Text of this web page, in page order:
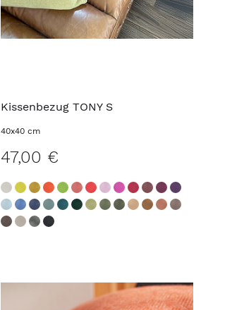
Kissenbezug TONY S
40x40 cm
47,00 €